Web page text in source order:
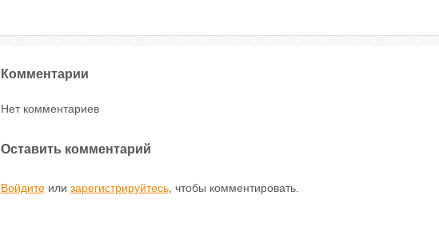
Комментарии
Нет комментариев
Оставить комментарий
Войдитеили зарегистрируйтесь, чтобы комментировать.